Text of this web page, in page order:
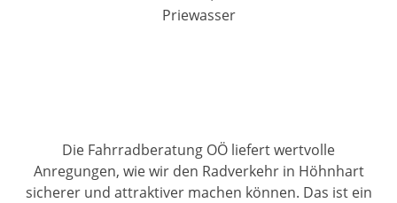
Die Fahrradberatung OÖ liefert wertvolle
Anregungen, wie wir den Radverkehr in Höhnhart
sicherer und attraktiver machen können. Das ist ein